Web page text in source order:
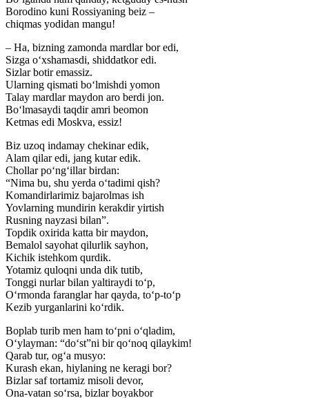
Borodino kuni Rossiyaning beiz –
chiqmas yodidan mangu!
– Ha, bizning zamonda mardlar bor edi,
Sizga o‘xshamasdi, shiddatkor edi.
Sizlar botir emassiz.
Ularning qismati bo‘lmishdi yomon
Talay mardlar maydon aro berdi jon.
Bo‘lmasaydi taqdir amri beomon
Ketmas edi Moskva, essiz!
Biz uzoq indamay chekinar edik,
Alam qilar edi, jang kutar edik.
Chollar po‘ng‘illar birdan:
“Nima bu, shu yerda o‘tadimi qish?
Komandirlarimiz bajarolmas ish
Yovlarning mundirin kerakdir yirtish
Rusning nayzasi bilan”.
Topdik oxirida katta bir maydon,
Bemalol sayohat qilurlik sayhon,
Kichik istehkom qurdik.
Yotamiz quloqni unda dik tutib,
Tonggi nurlar bilan yaltiraydi to‘p,
O‘rmonda faranglar har qayda, to‘p-to‘p
Kezib yurganlarini ko‘rdik.
Boplab turib men ham to‘pni o‘qladim,
O‘ylayman: “do‘st”ni bir qo‘noq qilaykim!
Qarab tur, og‘a musyo:
Kurash ekan, hiylaning ne keragi bor?
Bizlar saf tortamiz misoli devor,
Ona-vatan so‘rsa, bizlar boyakbor